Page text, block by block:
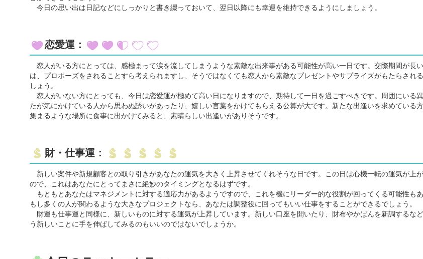
今日の思い出は日記などにしっかりと書き綴っておいて、翌日以降にも幸運を維持できるようにしましょう。
恋愛運：
恋人がいる方にとっては、感極まって涙を流してしまうような素敵な出来事がある可能性が高い一日です。交際期間が長
は、プロポーズをされることすら考えられますし、そうではなくても恋人から素敵なプレゼントやサプライズがもたらされ
しょう。
恋人がいない方にとっても、今日は恋愛運が極めて高い日になりますので、期待して一日を過ごすべきです。周囲にいる
たが気にかけている人から思わぬ誘いがあったり、嬉しい言葉をかけてもらえる公算が大です。新たな出逢いを求めている
集まるような場所に食事に出かけてみると、素晴らしい出逢いがありそうです。
財・仕事運：
新しい案件や新規顧客との取り引きがあなたの運気を大きく上昇させてくれそうな日です。この日は心機一転の運気が上
ので、これはあなたにとってまさに絶妙のタイミングとなるはずです。
もともとあなたはマネジメントに対する適応力があるようですので、これを機にリーダー的な役割が回ってくる可能性もあ
もし多くの人が関わるような大きなプロジェクトなら、あなたは調整役に回ってもいい仕事をすることができるでしょう。
財運も仕事運と同様に、新しいものに対する運気が上昇しています。新しい口座を開いたり、財布やかばんを新調するな
う新しいことに手を伸ばしてみるのもいいのではないでしょうか。